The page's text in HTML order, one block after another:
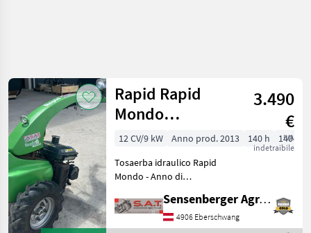
Rapid Rapid
Mondo
Falciatrice
idraulica
3.490
€
IVA
indetraibile
12 CV/9 kW Anno prod. 2013 140 h
140 cm
Tosaerba idraulico Rapid
Mondo - Anno di
Motore a benzina Kubota -
12 PS - Condizioni pari al
Sensenberger Agrar-Technik
4906 Eberschwang